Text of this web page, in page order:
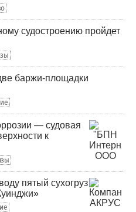
судостроению пройдет
баржи-площадки
— судовая
к
пятый сухогруз